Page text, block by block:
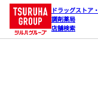
ドラッグストア・
調剤薬局
店舗検索